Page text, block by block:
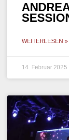
WEITERLESEN »
14. Februar 2025